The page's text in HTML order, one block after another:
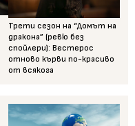
Трети сезон на “Домът на
дракона” (ревю без
спойлери): Вестерос
отново кърви по-красиво
от всякога